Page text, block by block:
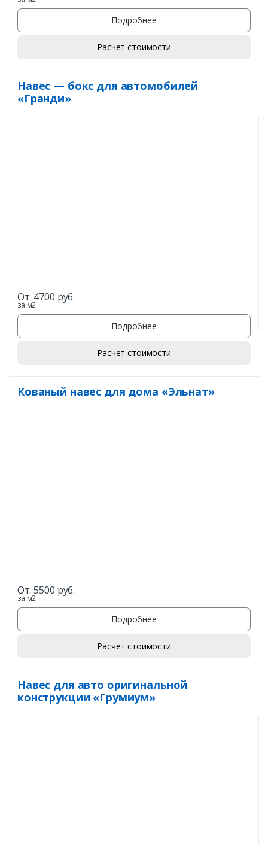
Подробнее
Расчет стоимости
Навес — бокс для автомобилей
«Гранди»
От: 4700 руб.
за м2
Подробнее
Расчет стоимости
Кованый навес для дома «Эльнат»
От:5500 руб.
за м2
Подробнее
Расчет стоимости
Навес для авто оригинальной
конструкции «Грумиум»